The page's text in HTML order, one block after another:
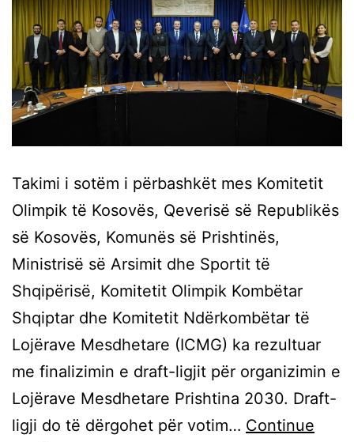
Takimi i sotëm i përbashkët mes Komitetit
Olimpik të Kosovës, Qeverisë së Republikës
së Kosovës, Komunës së Prishtinës,
Ministrisë së Arsimit dhe Sportit të
Shqipërisë, Komitetit Olimpik Kombëtar
Shqiptar dhe Komitetit Ndërkombëtar të
Lojërave Mesdhetare (ICMG) ka rezultuar
me finalizimin e draft-ligjit për organizimin e
Lojërave Mesdhetare Prishtina 2030. Draft-
ligji do të dërgohet për votim… Continue